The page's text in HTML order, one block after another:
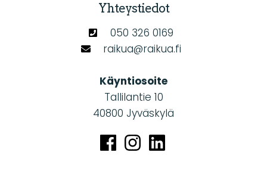
Yhteystiedot
050 326 0169
raikua@raikua.fi
Käyntiosoite
Tallilantie 10
40800 Jyväskylä